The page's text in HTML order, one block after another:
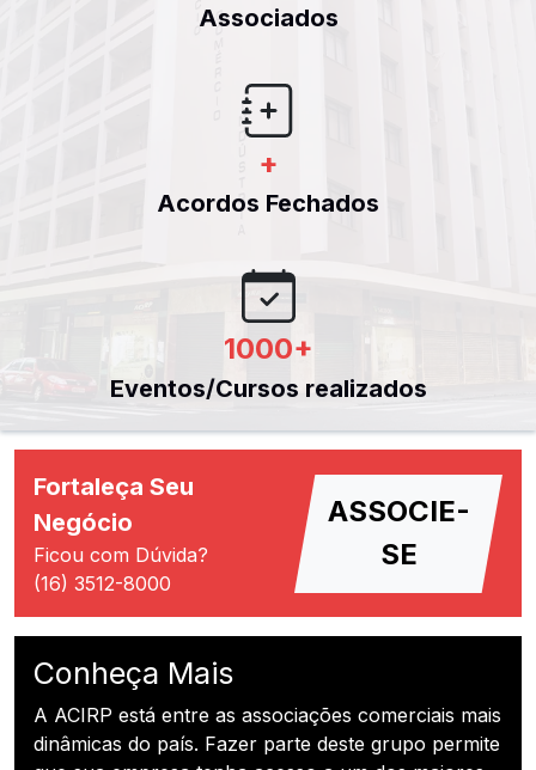
Associados
+
Acordos Fechados
1000+
Eventos/Cursos realizados
Fortaleça Seu
Negócio
Ficou com Dúvida?
(16) 3512-8000
ASSOCIE-
SE
Conheça Mais
A ACIRP está entre as associações comerciais mais
dinâmicas do país. Fazer parte deste grupo permite